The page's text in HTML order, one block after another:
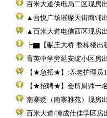
百米大道供电局二区现房
▲吾悦广场璀璨天街商铺
▲百米大道电信西区现房
┣▇【碾庄大桥 整栋楼出
育英中学旁延安绽小区房
【★急招★】:养老护理员
【★招聘★】会所厨师一
南寨贬（南寨雅苑）现房
百米大道/博成仕佳学区房